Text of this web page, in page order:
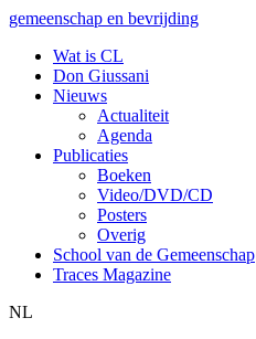
gemeenschap en bevrijding
Wat is CL
Don Giussani
Nieuws
Actualiteit
Agenda
Publicaties
Boeken
Video/DVD/CD
Posters
Overig
School van de Gemeenschap
Traces Magazine
NL